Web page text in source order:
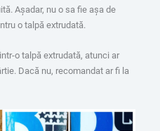
Așadar, nu o sa fie așa de
o talpă extrudată.
o talpă extrudată, atunci ar
Dacă nu, recomandat ar fi la